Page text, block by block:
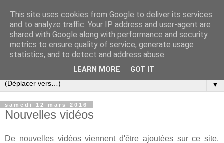
▼
samedi 12 mars 2016
Nouvelles vidéos
De nouvelles vidéos viennent d'être ajoutées sur ce site.
This site uses cookies from Google to deliver its services
and to analyze traffic. Your IP address and user-agent are
shared with Google along with performance and security
metrics to ensure quality of service, generate usage
statistics, and to detect and address abuse.
LEARN MORE GOT IT